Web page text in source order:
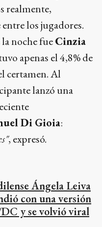
realmente,
los jugadores.
noche fueCinzia
apenas el 4,8% de
certamen. Al
lanzó una
Di Gioia:
, expresó.
Ángela Leiva
con una versión
y se volvió viral